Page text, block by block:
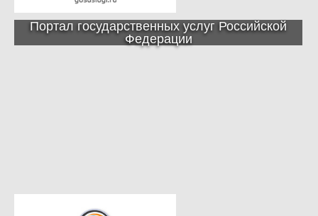
Портал государственных услуг Российской
Федерации